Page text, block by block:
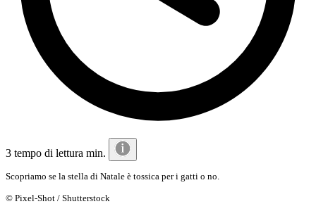
3 tempo di lettura min.
Scopriamo se la stella di Natale è tossica per i gatti o no.
© Pixel-Shot / Shutterstock